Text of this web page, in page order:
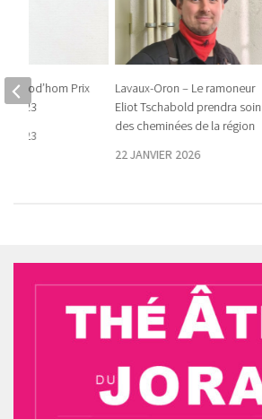
Lavaux-Oron – Le ramoneur
Eliot Tschabold prendra soin
des cheminées de la région
22 JANVIER 2026
Prod’hom Prix
2023
2023